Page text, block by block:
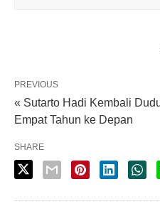
PREVIOUS
« Sutarto Hadi Kembali
Empat Tahun ke Depan
SHARE